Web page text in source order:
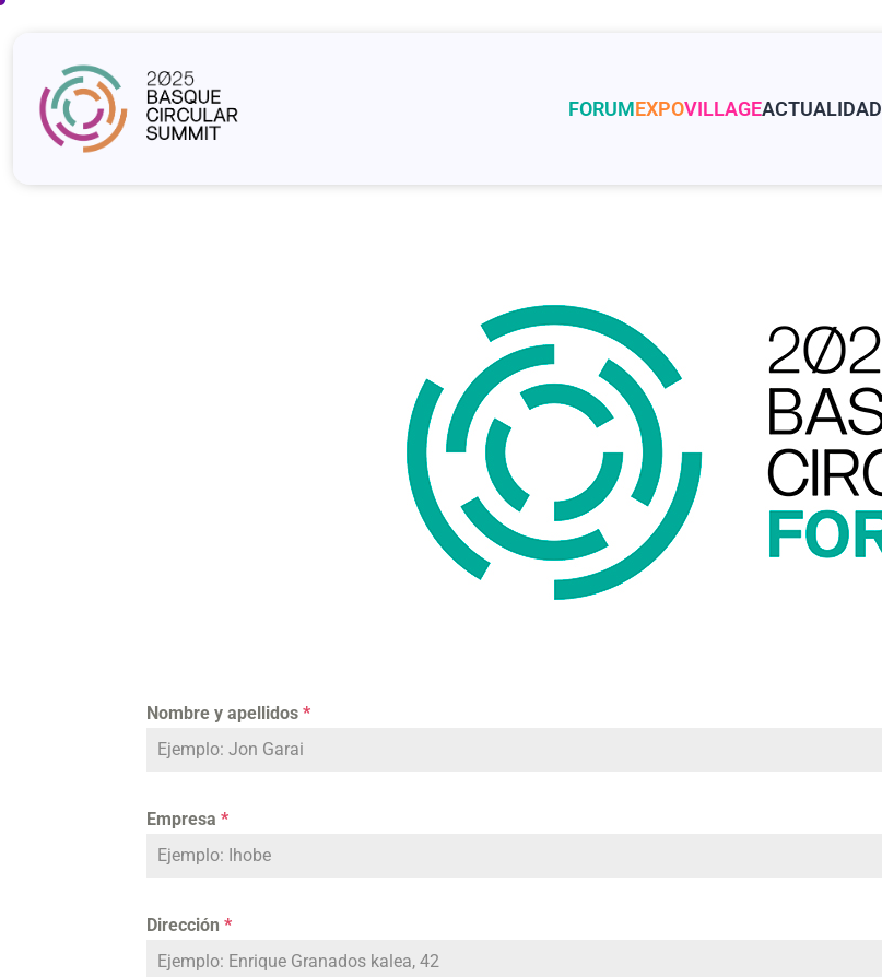
FORUMEXPOVILLAGEACTUALIDAD
Nombre y apellidos *
Empresa *
Dirección *